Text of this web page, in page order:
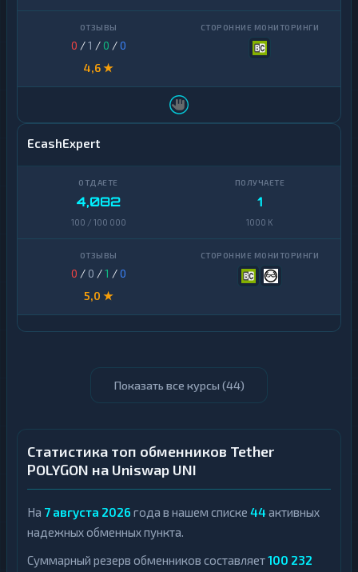
0 /1 /0 /0
4,6 ★
EcashExpert
4,082
100 / 100 000
1
1000 K
0 / 0 /1 /0
5,0 ★
Показать все курсы (44)
Статистика топ обменников Tether
POLYGON на Uniswap UNI
На 7 августа 2026 года в нашем списке 44активных
надежных обменных пункта.
Суммарный резерв обменников составляет100 232